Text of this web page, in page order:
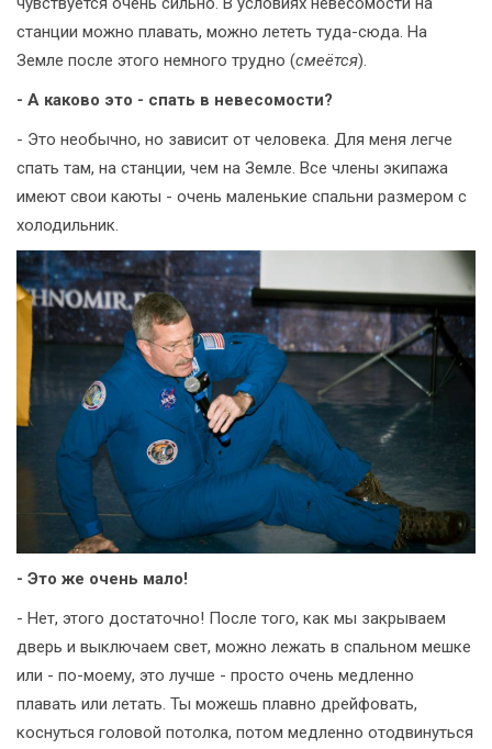
станции можно плавать, можно лететь туда-сюда. На
Земле после этого немного трудно (смеётся).
- А каково это - спать в невесомости?
- Это необычно, но зависит от человека. Для меня легче
спать там, на станции, чем на Земле. Все члены экипажа
имеют свои каюты - очень маленькие спальни размером с
холодильник.
- Это же очень мало!
- Нет, этого достаточно! После того, как мы закрываем
дверь и выключаем свет, можно лежать в спальном мешке
или - по-моему, это лучше - просто очень медленно
плавать или летать. Ты можешь плавно дрейфовать,
коснуться головой потолка, потом медленно отодвинуться